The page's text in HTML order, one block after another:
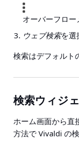
オーバーフロ
ウェブ検索を選
検索はデフォルト
検索ウィジ
ホーム画面から直
方法で Vivaldi の